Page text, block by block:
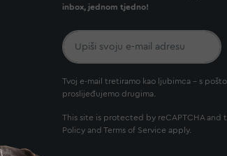
inbox, jednom tjedno!
Tvoj e-mail tretiramo kao ljubimca - s
proslijeđujemo drugima.
This site is protected by reCAPTCHA and
Policy and Terms of Service apply.